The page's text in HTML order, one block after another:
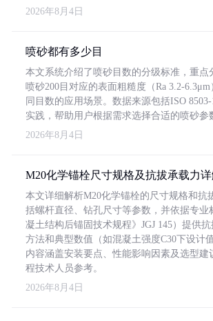
2026年8月4日
喷砂都有多少目
本文系统介绍了喷砂目数的分级标准，重点
喷砂200目对应的表面粗糙度（Ra 3.2-
同目数的应用场景。数据来源包括ISO
实践，帮助用户根据需求选择合适的喷砂参
2026年8月4日
M20化学锚栓尺寸规格及抗拔承载力
本文详细解析M20化学锚栓的尺寸规格和抗
括螺杆直径、钻孔尺寸等参数，并依据专业
凝土结构后锚固技术规程》JGJ 145）提供
方法和典型数值（如混凝土强度C30下设计
内容涵盖安装要点、性能影响因素及选型建
程技术人员参考。
2026年8月4日